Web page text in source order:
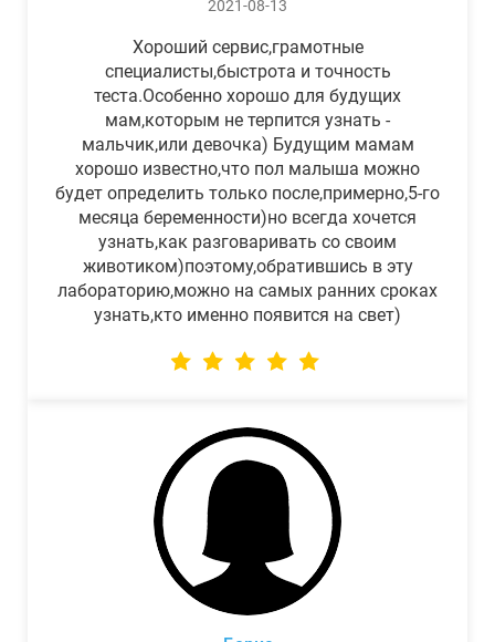
2021-08-13
Хороший сервис,грамотные
специалисты,быстрота и точность
теста.Особенно хорошо для будущих
мам,которым не терпится узнать -
мальчик,или девочка) Будущим мамам
хорошо известно,что пол малыша можно
будет определить только после,примерно,5-го
месяца беременности)но всегда хочется
узнать,как разговаривать со своим
животиком)поэтому,обратившись в эту
лабораторию,можно на самых ранних сроках
узнать,кто именно появится на свет)